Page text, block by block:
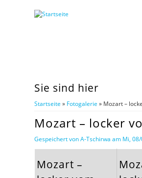
Sie sind hier
Startseite » Fotogalerie » Mozart –
Mozart – locker
Gespeichert vonA-Tschirwa am Mi,
Mozart –